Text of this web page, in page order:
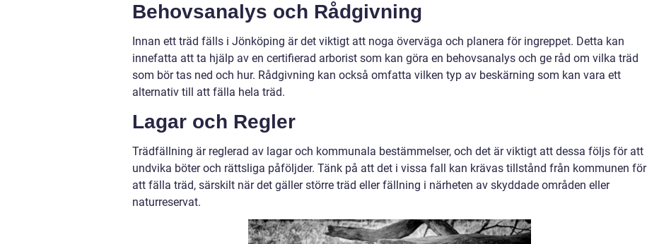
Behovsanalys och Rådgivning
Innan ett träd fälls i Jönköping är det viktigt att noga överväga och planera för ingreppet. Detta kan
innefatta att ta hjälp av en certifierad arborist som kan göra en behovsanalys och ge råd om vilka träd
som bör tas ned och hur. Rådgivning kan också omfatta vilken typ av beskärning som kan vara ett
alternativ till att fälla hela träd.
Lagar och Regler
Trädfällning är reglerad av lagar och kommunala bestämmelser, och det är viktigt att dessa följs för att
undvika böter och rättsliga påföljder. Tänk på att det i vissa fall kan krävas tillstånd från kommunen för
att fälla träd, särskilt när det gäller större träd eller fällning i närheten av skyddade områden eller
naturreservat.